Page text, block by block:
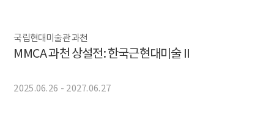
국립현대미술관 과천
MMCA 과천 상설전: 한국근현대미술 II
2025.06.26 - 2027.06.27